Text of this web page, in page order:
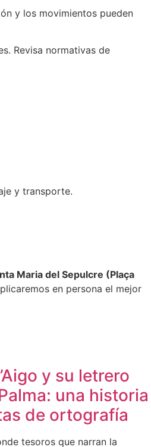
y los movimientos pueden
Revisa normativas de
y transporte.
Maria del Sepulcre (Plaça
en persona el mejor
y su letrero
una historia
de ortografía
tesoros que narran la